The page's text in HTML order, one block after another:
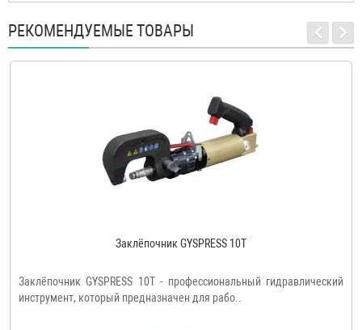
РЕКОМЕНДУЕМЫЕ ТОВАРЫ
Заклёпочник GYSPRESS 10T
Заклёпочник GYSPRESS 10T - профессиональный гидравлический
инструмент, который предназначен для рабо..